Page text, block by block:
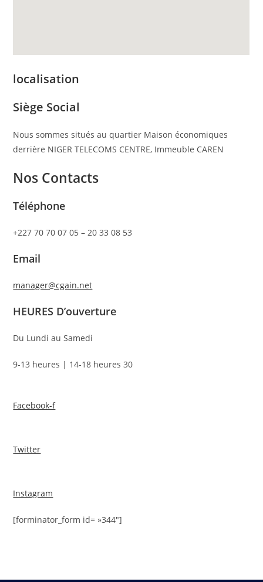
localisation
Siège Social
Nous sommes situés au quartier Maison économiques
derrière NIGER TELECOMS CENTRE, Immeuble CAREN
Nos Contacts
Téléphone
+227 70 70 07 05 – 20 33 08 53
Email
manager@cgain.net
HEURES D’ouverture
Du Lundi au Samedi
9-13 heures | 14-18 heures 30
Facebook-f
Twitter
Instagram
[forminator_form id= »344″]